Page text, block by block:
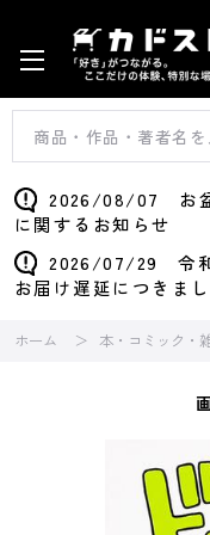
2026/08/07 お盆
に関するお知らせ
2026/07/29 令和
お届け遅延につきま
ホーム 本・コミック・